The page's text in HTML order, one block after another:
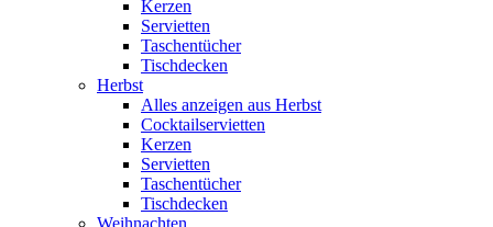
Kerzen
Servietten
Taschentücher
Tischdecken
Herbst
Alles anzeigen aus Herbst
Cocktailservietten
Kerzen
Servietten
Taschentücher
Tischdecken
Weihnachten